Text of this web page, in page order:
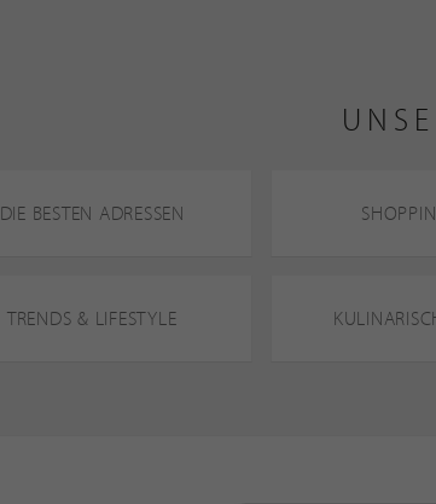
DIE BESTEN ADRESSEN
TRENDS & LIFESTYLE